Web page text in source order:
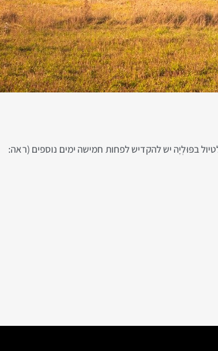
בפּוּלְיָה יש להקדיש לפחות חמישה ימים נוספים (ראה: